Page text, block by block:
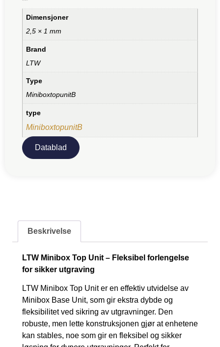
Dimensjoner
2,5 × 1 mm
Brand
LTW
Type
MiniboxtopunitB
type
MiniboxtopunitB
Datablad
Beskrivelse
LTW Minibox Top Unit – Fleksibel forlengelse
for sikker utgraving
LTW Minibox Top Unit er en effektiv utvidelse av
Minibox Base Unit, som gir ekstra dybde og
fleksibilitet ved sikring av utgravninger. Den
robuste, men lette konstruksjonen gjør at enhetene
kan stables, noe som gir en fleksibel og sikker